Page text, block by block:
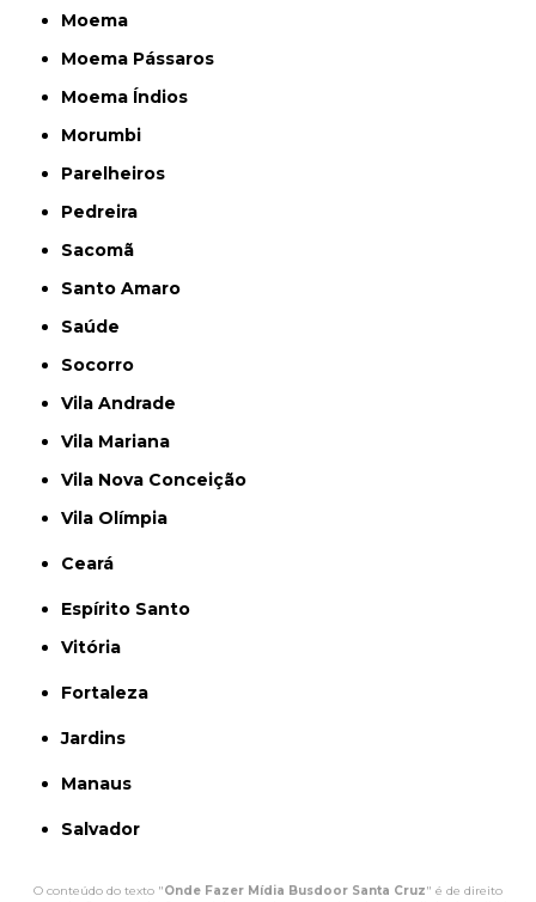
Moema
Moema Pássaros
Moema Índios
Morumbi
Parelheiros
Pedreira
Sacomã
Santo Amaro
Saúde
Socorro
Vila Andrade
Vila Mariana
Vila Nova Conceição
Vila Olímpia
Ceará
Espírito Santo
Vitória
Fortaleza
Jardins
Manaus
Salvador
O conteúdo do texto "Onde Fazer Mídia Busdoor Santa Cruz" é de direito